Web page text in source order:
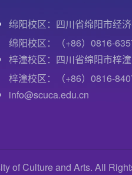
绵阳校区：四川省绵阳市经
绵阳校区：（+86）0816-
梓潼校区：四川省绵阳市梓
梓潼校区：（+86）0816-
info@scuca.edu.cn
of Culture and Arts. All